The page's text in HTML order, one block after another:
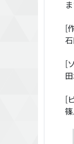
[
[
[